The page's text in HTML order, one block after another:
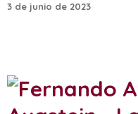
3 de junio de 2023